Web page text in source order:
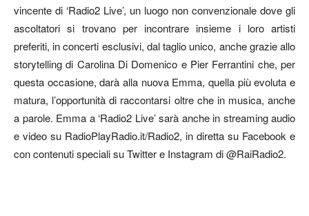
vincente di ‘Radio2 Live’, un luogo non convenzionale dove gli
ascoltatori si trovano per incontrare insieme i loro artisti
preferiti, in concerti esclusivi, dal taglio unico, anche grazie allo
storytelling di Carolina Di Domenico e Pier Ferrantini che, per
questa occasione, darà alla nuova Emma, quella più evoluta e
matura, l’opportunità di raccontarsi oltre che in musica, anche
a parole. Emma a ‘Radio2 Live’ sarà anche in streaming audio
e video su RadioPlayRadio.it/Radio2, in diretta su Facebook e
con contenuti speciali su Twitter e Instagram di @RaiRadio2.